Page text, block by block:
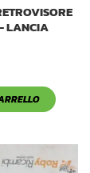
LANCIA